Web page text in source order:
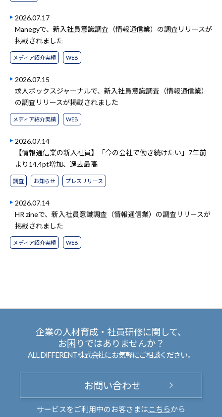
2026.07.17
Manegyで、新入社員意識調査（情報通信業）の調査リリースが
掲載されました
メディア紹介実績 WEB
2026.07.15
求人ボックスジャーナルで、新入社員意識調査（情報通信業）
の調査リリースが掲載されました
メディア紹介実績 WEB
2026.07.14
【情報通信業の新入社員】「今の会社で働き続けたい」7年前
より14.4pt増加、過去最高
調査 お知らせ プレスリリース
2026.07.14
HR zineで、新入社員意識調査（情報通信業）の調査リリースが
掲載されました
メディア紹介実績 WEB
企業の人材育成・社員研修に関して、
お困りではありませんか？
ALL DIFFERENT株式会社にお気軽にご相談ください。
お問い合わせ
サービスをご利用中のお客さまは こちらから